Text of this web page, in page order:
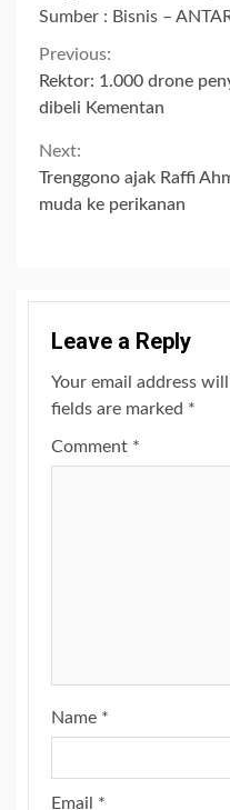
Sumber : Bisnis –
Continue
Reading
Previous:
Rektor: 1.000 drone
dibeli Kementan
Next:
Trenggono ajak Raffi
muda ke perikanan
Leave a Reply
Your email address
fields are marked *
Comment *
Name *
Email *